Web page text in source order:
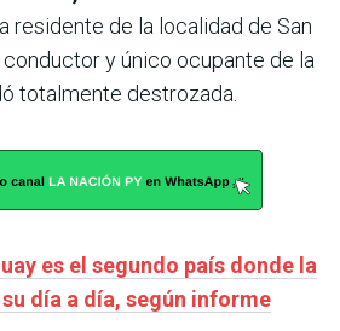
residente de la localidad de San
y único ocupante de la
totalmente destrozada.
es el segundo país donde la
día a día, según informe